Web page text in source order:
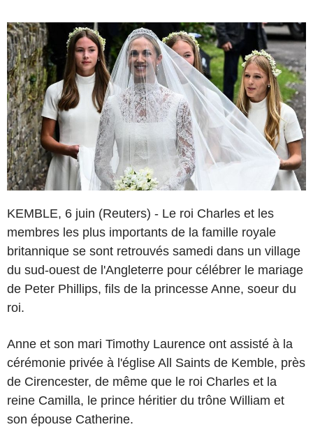
KEMBLE, 6 juin (Reuters) - Le roi Charles et les
membres les plus importants de la famille royale
britannique se sont retrouvés samedi dans un village
du sud-ouest de l'Angleterre pour célébrer le mariage
de Peter Phillips, fils de la princesse Anne, soeur du
roi.
Anne et son mari Timothy Laurence ont assisté à la
cérémonie privée à l'église All Saints de Kemble, près
de Cirencester, de même que le roi Charles et la
reine Camilla, le prince héritier du trône William et
son épouse Catherine.